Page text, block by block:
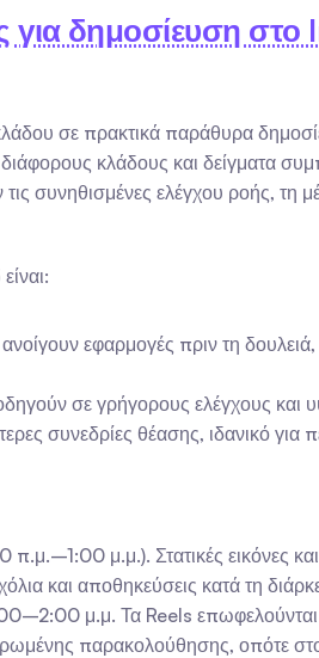
για δημοσίευση στο
σε πρακτικά παράθυρα
κλάδους και δείγματα
συνηθισμένες ελέγχου ροής, τη
εφαρμογές πριν τη δουλειά,
σε γρήγορους ελέγχους και
θέασης, ιδανικό για
μ.μ.). Στατικές εικόνες
και αποθηκεύσεις κατά τη
μ.μ. Τα Reels
παρακολούθησης, οπότε